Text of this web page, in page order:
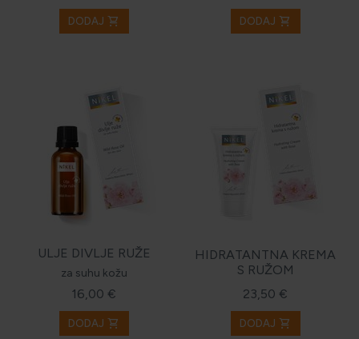
NJEGA TIJELA NAKON SUNČANJA: ZAŠTO NE BISMO
DODAJ shopping_cart DODAJ shopping_cart
ULJE DIVLJE RUŽE
za suhu kožu
16,00 €
DODAJ shopping_cart
HIDRATANTNA KREMA
S RUŽOM
23,50 €
DODAJ shopping_cart